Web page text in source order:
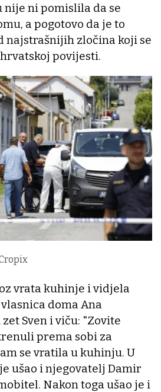
ni pomislila da se
a pogotovo da je to
najstrašnijih zločina koji se
povijesti.
vrata kuhinje i vidjela
doma Ana
Sven i viču: "Zovite
prema sobi za
se vratila u kuhinju. U
ušao i njegovatelj Damir
Nakon toga ušao je i